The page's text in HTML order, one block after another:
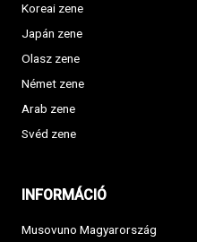
Koreai zene
Japán zene
Olasz zene
Német zene
Arab zene
Svéd zene
INFORMÁCIÓ
Musovuno Magyarország